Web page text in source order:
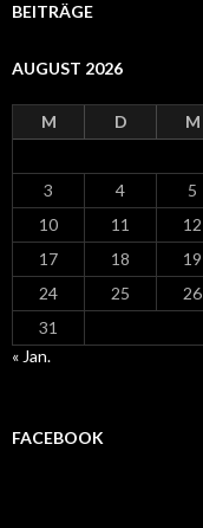
BEITRÄGE
AUGUST 2026
M D M
3
4 5
10
11 12
17
18 19
24
25 26
31
« Jan.
FACEBOOK